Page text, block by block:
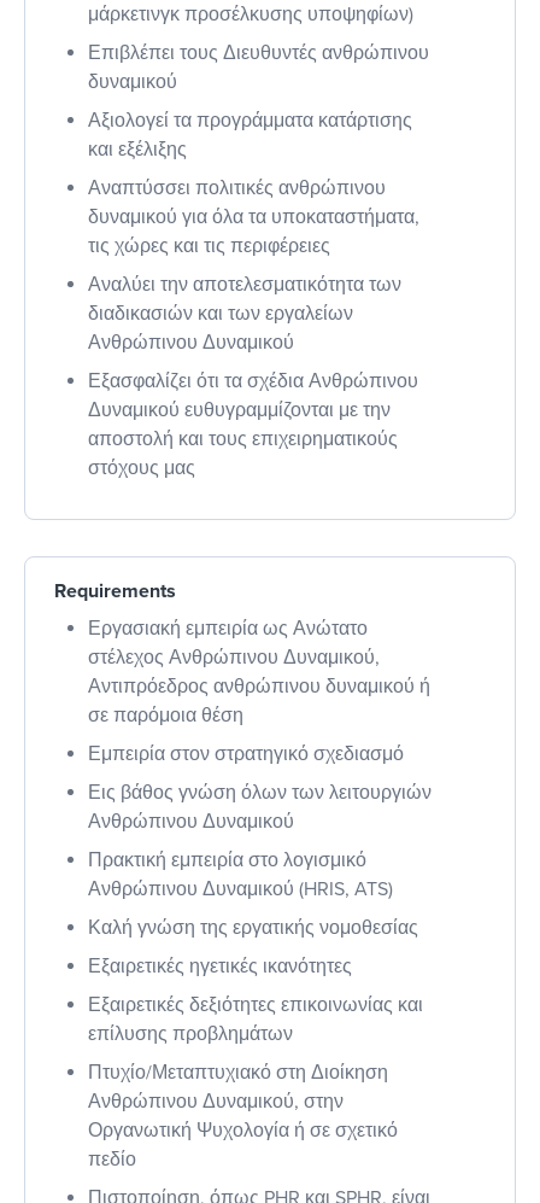
μάρκετινγκ προσέλκυσης υποψηφίων)
Επιβλέπει τους Διευθυντές ανθρώπινου
δυναμικού
Αξιολογεί τα προγράμματα κατάρτισης
και εξέλιξης
Αναπτύσσει πολιτικές ανθρώπινου
δυναμικού για όλα τα υποκαταστήματα,
τις χώρες και τις περιφέρειες
Αναλύει την αποτελεσματικότητα των
διαδικασιών και των εργαλείων
Ανθρώπινου Δυναμικού
Εξασφαλίζει ότι τα σχέδια Ανθρώπινου
Δυναμικού ευθυγραμμίζονται με την
αποστολή και τους επιχειρηματικούς
στόχους μας
Requirements
Εργασιακή εμπειρία ως Ανώτατο
στέλεχος Ανθρώπινου Δυναμικού,
Αντιπρόεδρος ανθρώπινου δυναμικού ή
σε παρόμοια θέση
Εμπειρία στον στρατηγικό σχεδιασμό
Εις βάθος γνώση όλων των λειτουργιών
Ανθρώπινου Δυναμικού
Πρακτική εμπειρία στο λογισμικό
Ανθρώπινου Δυναμικού (HRIS, ATS)
Καλή γνώση της εργατικής νομοθεσίας
Εξαιρετικές ηγετικές ικανότητες
Εξαιρετικές δεξιότητες επικοινωνίας και
επίλυσης προβλημάτων
Πτυχίο/Μεταπτυχιακό στη Διοίκηση
Ανθρώπινου Δυναμικού, στην
Οργανωτική Ψυχολογία ή σε σχετικό
πεδίο
Πιστοποίηση, όπως PHR και SPHR, είναι